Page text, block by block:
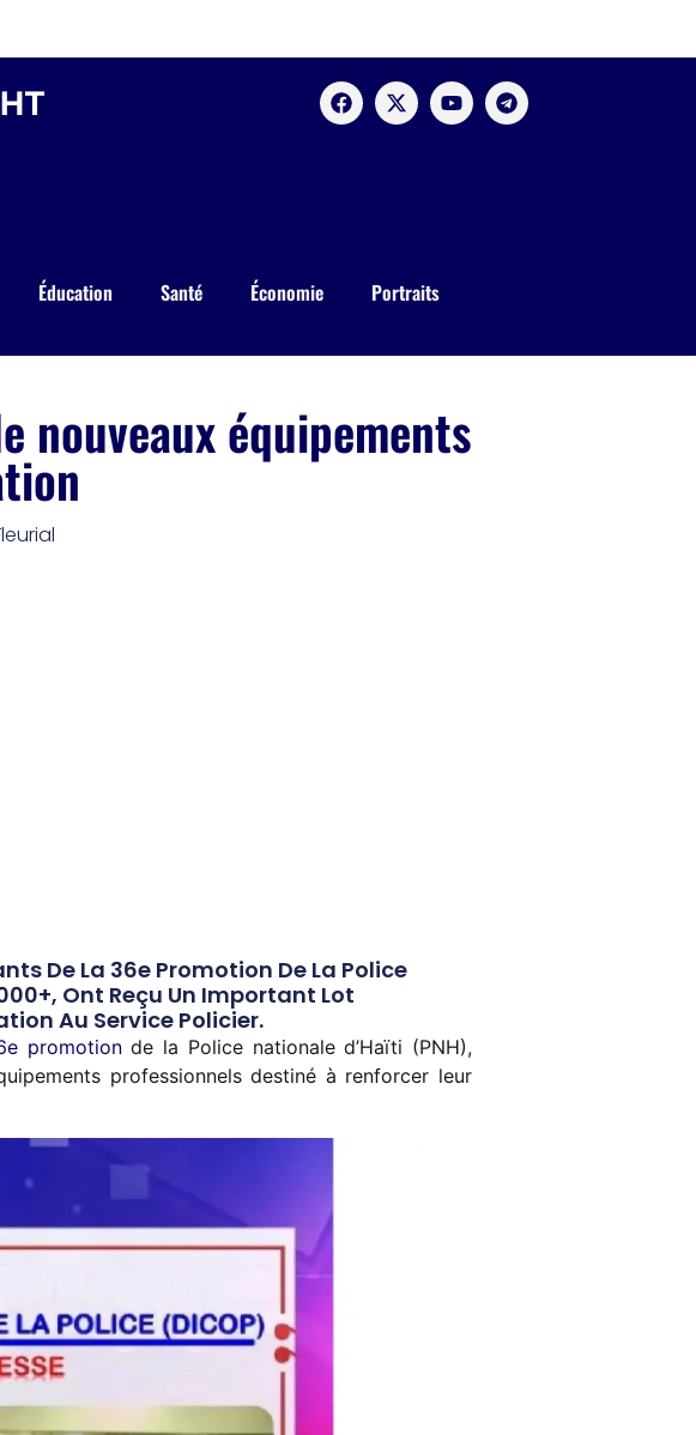
Éducation Santé Économie Portraits
nouveaux équipements
De La 36e Promotion De La Police
Ont Reçu Un Important Lot
Au Service Policier.
promotionde la Police nationale d’Haïti (PNH),
professionnels destiné à renforcer leur